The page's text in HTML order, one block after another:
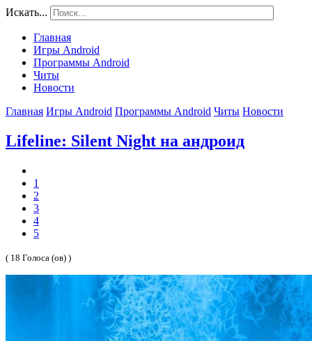
Искать...
Главная
Игры Android
Программы Android
Читы
Новости
Главная Игры Android Программы Android Читы Новости
Lifeline: Silent Night на андроид
1
2
3
4
5
( 18 Голоса (ов) )